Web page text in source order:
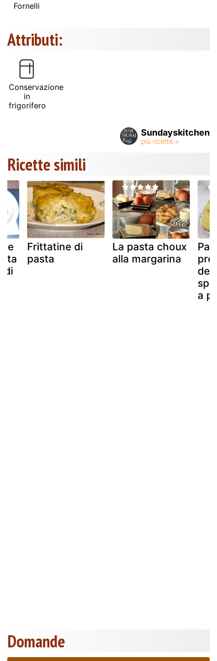
Fornelli
Attributi:
Conservazione
in
frigorifero
Sundayskitchen
Ricette simili
di
Frittatine di
pasta
La pasta choux
alla margarina
dei
a
Domande